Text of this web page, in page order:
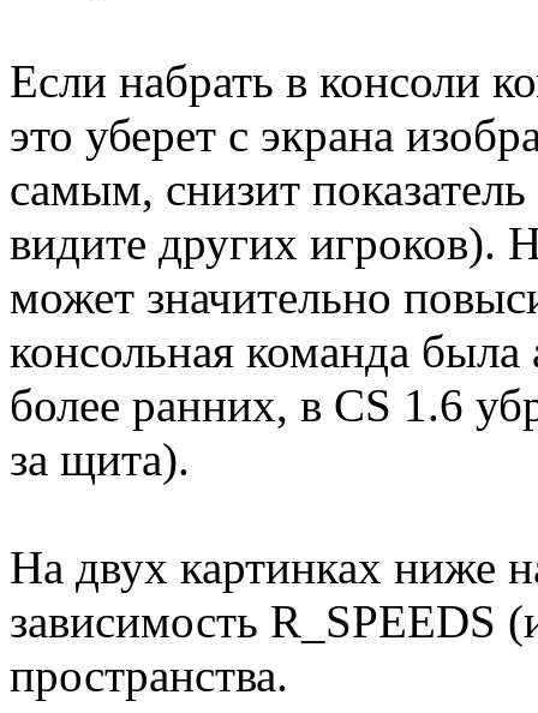
Если набрать в консоли
это уберет с экрана
самым, снизит показатель
видите других игроков).
может значительно
консольная команда была
более ранних, в CS 1.6
за щита).
На двух картинках ниже
зависимость R_SPEEDS
пространства.